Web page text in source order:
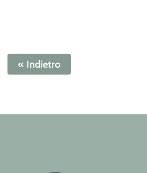
« Indietro